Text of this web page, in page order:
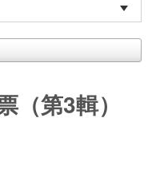
（第3輯）